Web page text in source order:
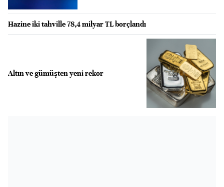
Hazine iki tahville 78,4 milyar TL borçlandı
Altın ve gümüşten yeni rekor